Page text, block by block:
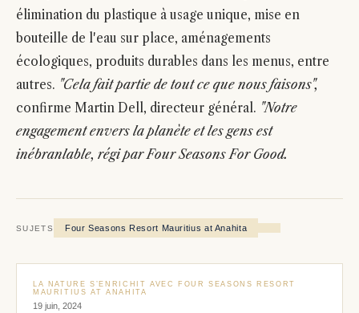
élimination du plastique à usage unique, mise en
bouteille de l'eau sur place, aménagements
écologiques, produits durables dans les menus, entre
autres. "Cela fait partie de tout ce que nous faisons",
confirme Martin Dell, directeur général. "Notre
engagement envers la planète et les gens est
inébranlable, régi par Four Seasons For Good.
SUJETS Four Seasons Resort Mauritius at Anahita
LA NATURE S’ENRICHIT AVEC FOUR SEASONS RESORT
MAURITIUS AT ANAHITA
19 juin, 2024